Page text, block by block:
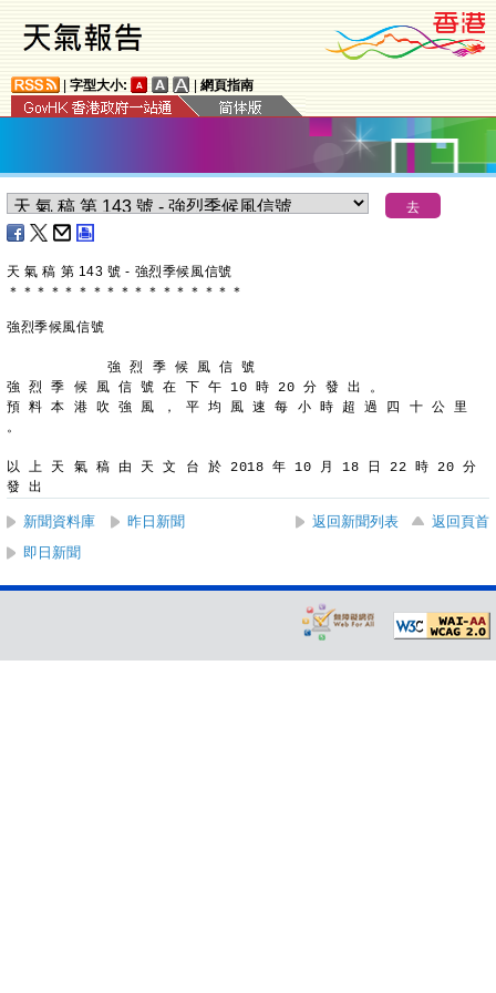
字型大小: 網頁指南
天 氣 稿 第 143 號 - 強烈季候風信號
＊ ＊ ＊ ＊ ＊ ＊ ＊ ＊ ＊ ＊ ＊ ＊ ＊ ＊ ＊ ＊ ＊
強烈季候風信號
            強 烈 季 候 風 信 號
強 烈 季 候 風 信 號 在 下 午 10 時 20 分 發 出 。
預 料 本 港 吹 強 風 ， 平 均 風 速 每 小 時 超 過 四 十 公 里
。
以 上 天 氣 稿 由 天 文 台 於 2018 年 10 月 18 日 22 時 20 分
發 出
新聞資料庫 昨日新聞 返回新聞列表
返回頁首
即日新聞